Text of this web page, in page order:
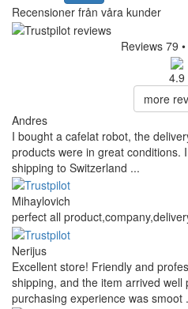
Recensioner från våra kunder
Reviews 79
4.9
more
Andres
I bought a cafelat robot, the
products were in great conditions.
shipping to Switzerland ...
Mihaylovich
perfect all
Nerijus
Excellent store! Friendly and
shipping, and the item arrived well
purchasing experience was smoot